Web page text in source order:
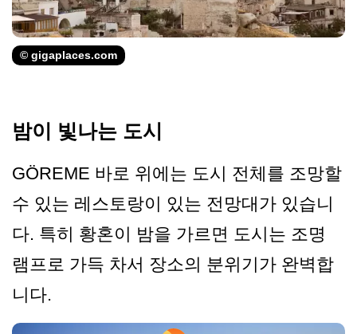
© gigaplaces.com
밤이 빛나는 도시
GÖREME 바로 위에는 도시 전체를 조망할
수 있는 레스토랑이 있는 전망대가 있습니
다. 특히 황혼이 밤을 가르면 도시는 조명
램프로 가득 차서 장소의 분위기가 완벽합
니다.